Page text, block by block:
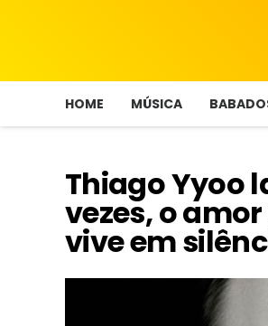
HOME MÚSICA
Thiago Yyoo
vezes, o
vive em